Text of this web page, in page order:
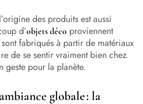
des produits est aussi
d’objets déco proviennent
fabriqués à partir de matériaux
de se sentir vraiment bien chez
geste pour la planète.
globale : la